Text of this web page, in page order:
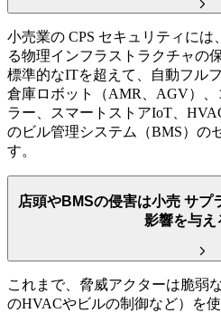
小売業の CPS セキュリティに
る物理インフラストラクチャの
標準的なITを超えて、自動フル
倉庫ロボット（AMR、AGV）
ラー、スマートストアIoT、
のビル管理システム（BMS）の
す。
店頭やBMSの侵害は小売 サプ
影響を与え
これまで、脅威アクターは脆弱
のHVACやビルの制御など）を